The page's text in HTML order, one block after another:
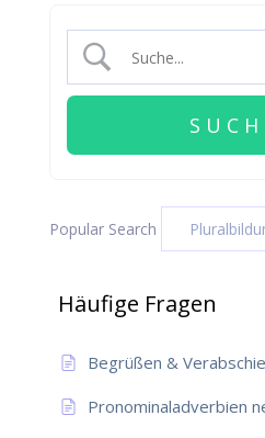
Popular Search
Häufige Fragen
Begrüßen &
Pronominaladverbien